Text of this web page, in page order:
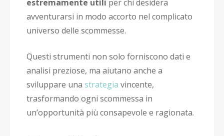
estremamente utili per chi desidera
avventurarsi in modo accorto nel complicato
universo delle scommesse.
Questi strumenti non solo forniscono dati e
analisi preziose, ma aiutano anche a
sviluppare una strategia vincente,
trasformando ogni scommessa in
un’opportunità più consapevole e ragionata.